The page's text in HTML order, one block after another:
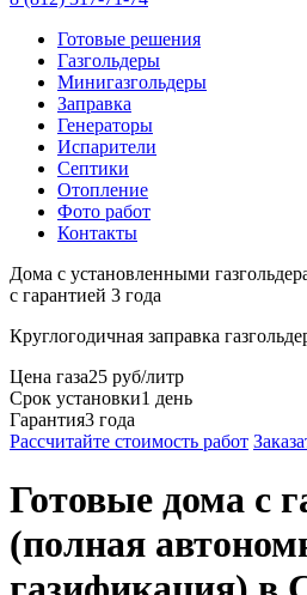
Готовые решения
Газгольдеры
Минигазгольдеры
Заправка
Генераторы
Испарители
Септики
Отопление
Фото работ
Контакты
Дома с установленными
с гарантией 3 года
Круглогодичная заправка
Цена газа25 руб/литр
Срок установки1 день
Гарантия3 года
Рассчитайте стоимость работ
Готовые дома с
(полная